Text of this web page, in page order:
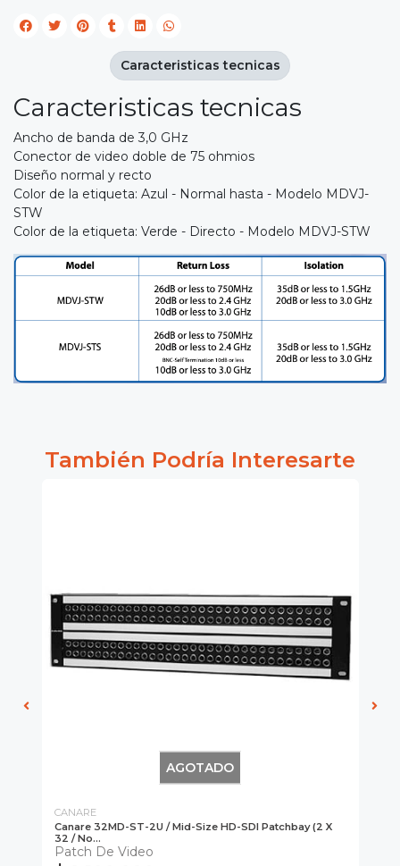
Caracteristicas tecnicas
Ancho de banda de 3,0 GHz
Conector de video doble de 75 ohmios
Diseño normal y recto
Color de la etiqueta: Azul - Normal hasta - Modelo MDVJ-
STW
Color de la etiqueta: Verde - Directo - Modelo MDVJ-STW
Caracteristicas tecnicas
También Podría Interesarte
AGOTADO
CANARE
Canare 32MD-ST-2U / Mid-Size HD-SDI Patchbay (2 X
32 / No...
Patch De Video